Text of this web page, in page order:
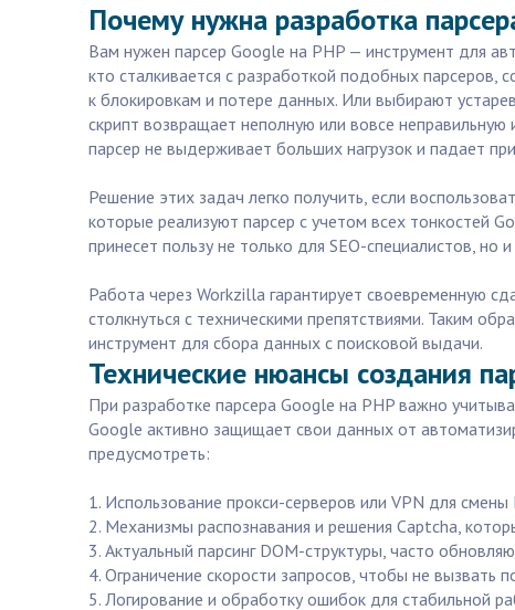
Почему нужна разработка
Вам нужен парсер Google на PHP — инструмент для
кто сталкивается с разработкой подобных
к блокировкам и потере данных. Или выбирают
скрипт возвращает неполную или вовсе
парсер не выдерживает больших нагрузок и падает
Решение этих задач легко получить, если
которые реализуют парсер с учетом всех тонкостей
принесет пользу не только для SEO-специалистов, но
Работа через Workzilla гарантирует своевременную
столкнуться с техническими препятствиями. Таким
инструмент для сбора данных с поисковой выдачи.
Технические нюансы создания
При разработке парсера Google на PHP важно
Google активно защищает свои данных от
предусмотреть:
1. Использование прокси-серверов или VPN для
2. Механизмы распознавания и решения Captcha,
3. Актуальный парсинг DOM-структуры, часто
4. Ограничение скорости запросов, чтобы не вызвать
5. Логирование и обработку ошибок для стабильной